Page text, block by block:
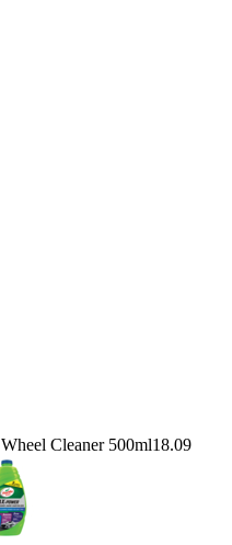
Cleaner 500ml18.09